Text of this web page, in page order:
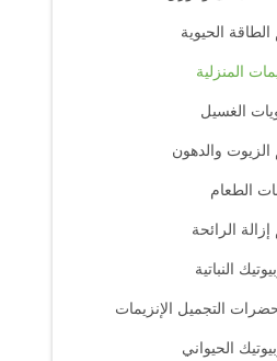
الطاقة الحيوية
المنزلية
الغسيل
الزيوت والدهون
الطعام
إزالة الرائحة
النباتية
التجميل الإنزيمات
الحيواني